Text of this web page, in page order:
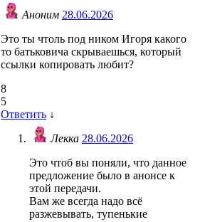
Аноним 28.06.2026
Это ты чтоль под ником Игоря какого
то батьковича скрываешься, который
ссылки копировать любит?
8
5
Ответить ↓
Лекка 28.06.2026
Это чтоб вы поняли, что данное
предложение было в анонсе к
этой передачи.
Вам же всегда надо всё
разжевывать, тупенькие